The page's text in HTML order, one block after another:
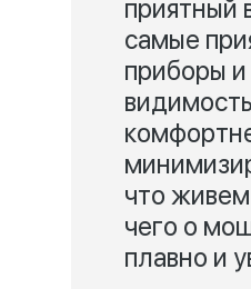
приятный
самые
приборы
что живем
чего о
плавно и